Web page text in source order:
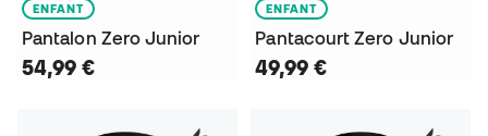
ENFANT
Pantalon Zero Junior
54,99 €
ENFANT
Pantacourt Zero Junior
49,99 €